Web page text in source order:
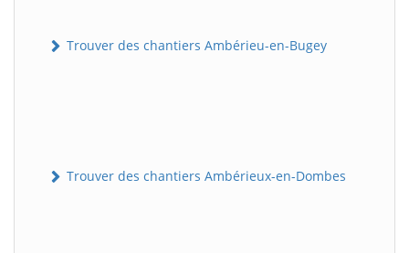
Trouver des chantiers Ambérieu-en-Bugey
Trouver des chantiers Ambérieux-en-Dombes